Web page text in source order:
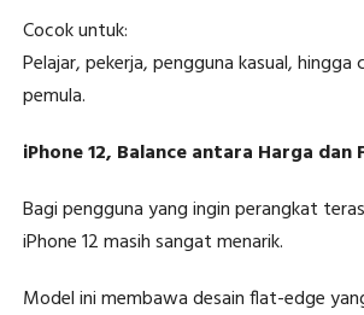
Cocok untuk:
Pelajar, pekerja, pengguna kasual,
pemula.
iPhone 12, Balance antara Harga dan
Bagi pengguna yang ingin perangkat
iPhone 12 masih sangat menarik.
Model ini membawa desain flat-edge